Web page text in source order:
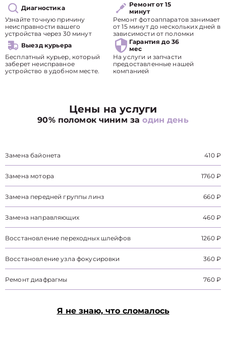
Диагностика
Узнайте точную причину
неисправности вашего
устройства через 30 минут
Ремонт от 15
минут
Ремонт фотоаппаратов занимает
от 15 минут до нескольких дней в
зависимости от поломки
Выезд курьера
Бесплатный курьер, который
заберет неисправное
устройство в удобном месте.
Гарантия до 36
мес
На услуги и запчасти
предоставленные нашей
компанией
Цены на услуги
90% поломок чиним заодин день
Замена байонета 410 ₽
Замена мотора 1760 ₽
Замена передней группы линз 660 ₽
Замена направляющих 460 ₽
Восстановление переходных шлейфов 1260 ₽
Восстановление узла фокусировки 360 ₽
Ремонт диафрагмы 760 ₽
Я не знаю, что сломалось